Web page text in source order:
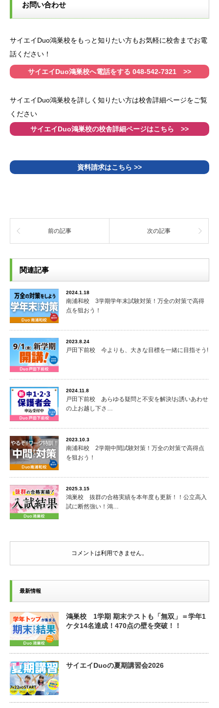
お問い合わせ
サイエイDuo鴻巣校をもっと知りたい方もお気軽に校舎までお電
話ください！
サイエイDuo鴻巣校へ電話をする 048-542-7321 >>
サイエイDuo鴻巣校を詳しく知りたい方は校舎詳細ページをご覧
ください
サイエイDuo鴻巣校の校舎詳細ページはこちら >>
資料請求はこちら >>
前の記事 次の記事
関連記事
2024.1.18
南浦和校 3学期学年末試験対策！万全の対策で高得
点を狙おう！
2023.8.24
戸田下前校 今よりも、大きな目標を一緒に目指そう!
2024.11.8
戸田下前校 あらゆる疑問と不安を解決!お誘いあわせ
の上お越し下さ…
2023.10.3
南浦和校 2学期中間試験対策！万全の対策で高得点
を狙おう！
2025.3.15
鴻巣校 抜群の合格実績を本年度も更新！！公立高入
試に断然強い！鴻…
コメントは利用できません。
最新情報
鴻巣校 1学期 期末テストも「無双」＝学年1
ケタ14名達成！470点の壁を突破！！
サイエイDuoの夏期講習会2026